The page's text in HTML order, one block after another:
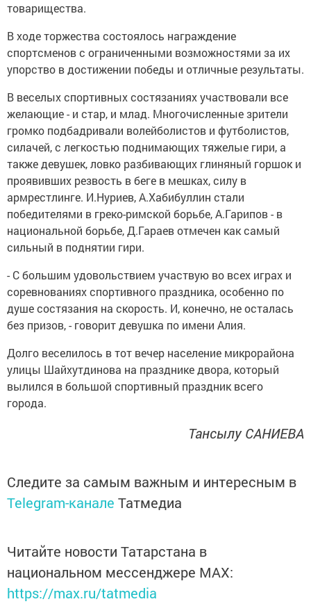
товарищества.
В ходе торжества состоялось награждение
спортсменов с ограниченными возможностями за их
упорство в достижении победы и отличные результаты.
В веселых спортивных состязаниях участвовали все
желающие - и стар, и млад. Многочисленные зрители
громко подбадривали волейболистов и футболистов,
силачей, с легкостью поднимающих тяжелые гири, а
также девушек, ловко разбивающих глиняный горшок и
проявивших резвость в беге в мешках, силу в
армрестлинге. И.Нуриев, А.Хабибуллин стали
победителями в греко-римской борьбе, А.Гарипов - в
национальной борьбе, Д.Гараев отмечен как самый
сильный в поднятии гири.
- С большим удовольствием участвую во всех играх и
соревнованиях спортивного праздника, особенно по
душе состязания на скорость. И, конечно, не осталась
без призов, - говорит девушка по имени Алия.
Долго веселилось в тот вечер население микрорайона
улицы Шайхутдинова на празднике двора, который
вылился в большой спортивный праздник всего
города.
Тансылу САНИЕВА
Следите за самым важным и интересным в
Telegram-канале Татмедиа
Читайте новости Татарстана в
национальном мессенджере MАХ:
https://max.ru/tatmedia